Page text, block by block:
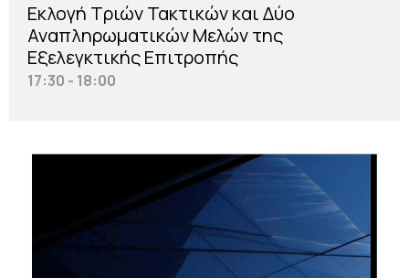
Εκλογή Τριών Τακτικών και Δύο
Αναπληρωματικών Μελών της
Εξελεγκτικής Επιτροπής
17:30 - 18:00